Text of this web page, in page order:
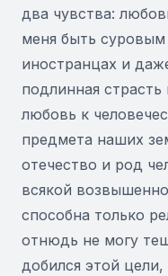
два чувства:
меня быть
иностранцах и
подлинная
любовь к
предмета наших
отечество и род
всякой
способна только
отнюдь не могу
добился этой